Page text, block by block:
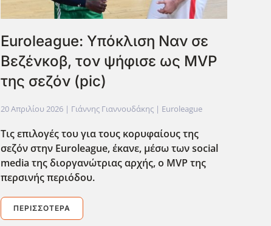
Euroleague: Υπόκλιση Ναν σε
Βεζένκοβ, τον ψήφισε ως MVP
της σεζόν (pic)
20 Απριλίου 2026| Γιάννης Γιαννουδάκης | Euroleague
Τις επιλογές του για τους κορυφαίους της
σεζόν στην Euroleague, έκανε, μέσω των social
media της διοργανώτριας αρχής, ο MVP της
περσινής περιόδου.
ΠΕΡΙΣΣΌΤΕΡΑ